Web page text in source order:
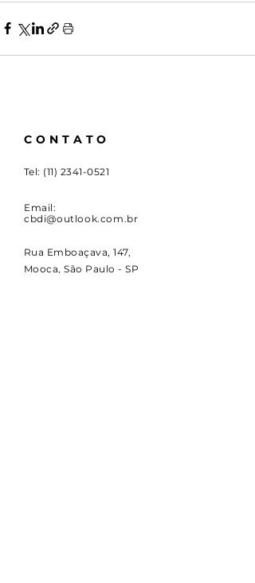
CONTATO
Tel: (11) 2341-0521
Email:
cbdi@outlook.com.br
Rua Emboaçava, 147,
Mooca, São Paulo - SP